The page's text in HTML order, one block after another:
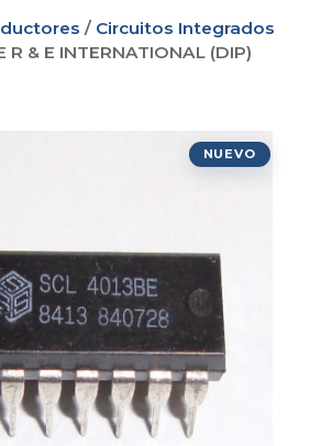
/ Circuitos Integrados
R & E INTERNATIONAL (DIP)